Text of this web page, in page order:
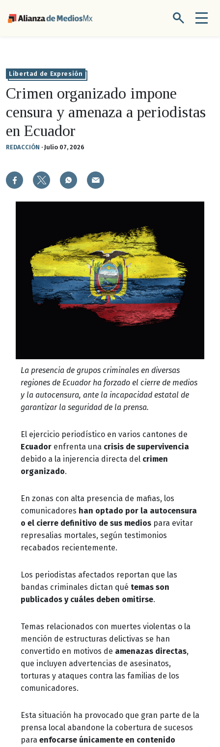
Libertad de Expresión
Crimen organizado impone
censura y amenaza a periodistas
en Ecuador
REDACCIÓN · Julio 07, 2026
La presencia de grupos criminales en diversas
regiones de Ecuador ha forzado el cierre de medios
y la autocensura, ante la incapacidad estatal de
garantizar la seguridad de la prensa.
El ejercicio periodístico en varios cantones de
Ecuador enfrenta una crisis de supervivencia
debido a la injerencia directa del crimen
organizado.
En zonas con alta presencia de mafias, los
comunicadores han optado por la autocensura
o el cierre definitivo de sus medios para evitar
represalias mortales, según testimonios
recabados recientemente.
Los periodistas afectados reportan que las
bandas criminales dictan qué temas son
publicados y cuáles deben omitirse.
Temas relacionados con muertes violentas o la
mención de estructuras delictivas se han
convertido en motivos de amenazas directas,
que incluyen advertencias de asesinatos,
torturas y ataques contra las familias de los
comunicadores.
Esta situación ha provocado que gran parte de la
prensa local abandone la cobertura de sucesos
para enfocarse únicamente en contenido